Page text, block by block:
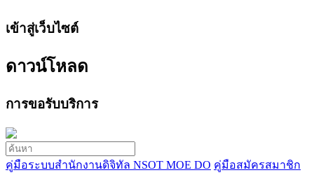
เข้าสู่เว็บไซต์
ดาวน์โหลด
การขอรับบริการ
คู่มือระบบสำนักงานดิจิทัล NSOT MOE DO คู่มือสมัครสมาชิก